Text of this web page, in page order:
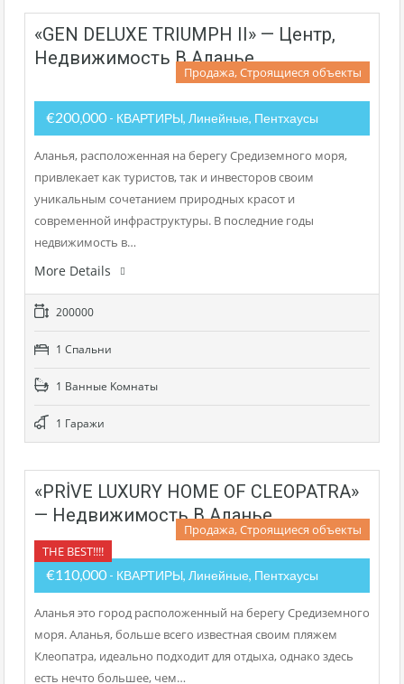
«GEN DELUXE TRIUMPH II» — Центр,
Недвижимость В Аланье
Продажа, Строящиеся объекты
€200,000 - КВАРТИРЫ, Линейные, Пентхаусы
Аланья, расположенная на берегу Средиземного моря,
привлекает как туристов, так и инвесторов своим
уникальным сочетанием природных красот и
современной инфраструктуры. В последние годы
недвижимость в…
More Details
200000
1 Cпальни
1 Bанные Kомнаты
1 Гаражи
«PRİVE LUXURY HOME OF CLEOPATRA»
— Недвижимость В Аланье
THE BEST!!!!
Продажа, Строящиеся объекты
€110,000 - КВАРТИРЫ, Линейные, Пентхаусы
Аланья это город расположенный на берегу Средиземного
моря. Аланья, больше всего известная своим пляжем
Клеопатра, идеально подходит для отдыха, однако здесь
есть нечто большее, чем…